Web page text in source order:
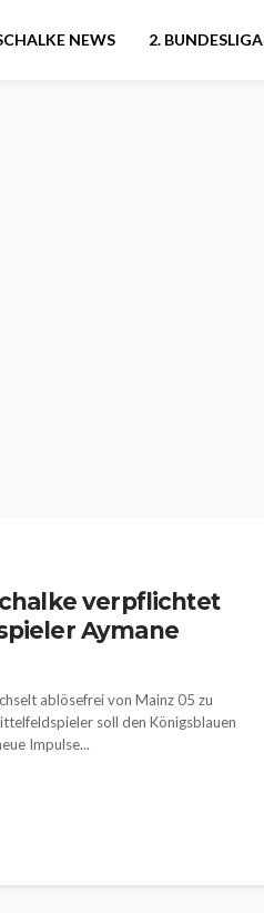
NEWS 2. BUNDESLIGA
verpflichtet
Aymane
ablösefrei von Mainz 05 zu
soll den Königsblauen
Impulse...